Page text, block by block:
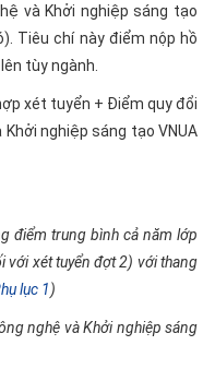
và Khởi nghiệp sáng tạo
Tiêu chí này điểm nộp hồ
tùy ngành.
xét tuyển + Điểm quy đổi
nghiệp sáng tạo VNUA
điểm trung bình cả năm lớp
với xét tuyển đợt 2) với thang
lục 1)
nghệ và Khởi nghiệp sáng